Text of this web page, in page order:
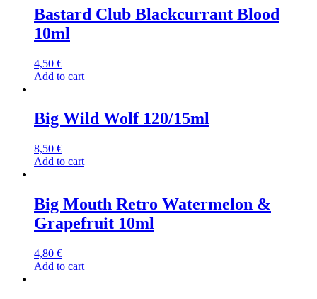
Bastard Club Blackcurrant Blood
10ml
4,50 €
Add to cart
Big Wild Wolf 120/15ml
8,50 €
Add to cart
Big Mouth Retro Watermelon &
Grapefruit 10ml
4,80 €
Add to cart